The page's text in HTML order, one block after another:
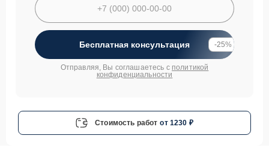
Бесплатная консультация -25%
Отправляя, Вы соглашаетесь с политикой
конфиденциальности
Стоимость работ от 1230 ₽